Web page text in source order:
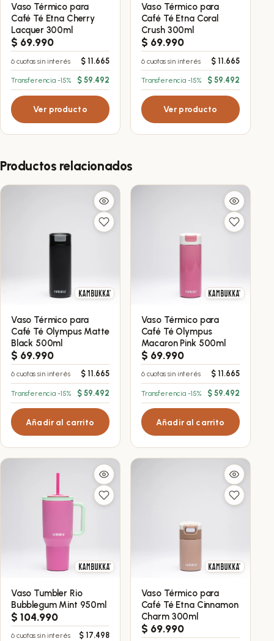
Vaso Térmico para
Café Té Etna Cherry
Lacquer 300ml
$ 69.990
6 cuotas sin interés $ 11.665
Transferencia -15% $ 59.492
Ver producto
Vaso Térmico para
Café Té Etna Coral
Crush 300ml
$ 69.990
6 cuotas sin interés $11.665
Transferencia -15% $59.492
Ver producto
Productos relacionados
Vaso Térmico para
Café Té Olympus Matte
Black 500ml
$ 69.990
6 cuotas sin interés $ 11.665
Transferencia -15% $ 59.492
Añadir al carrito
Vaso Térmico para
Café Té Olympus
Macaron Pink 500ml
$ 69.990
6 cuotas sin interés $11.665
Transferencia -15% $59.492
Añadir al carrito
Vaso Tumbler Rio
Bubblegum Mint 950ml
$ 104.990
6 cuotas sin interés $ 17.498
Vaso Térmico para
Café Té Etna Cinnamon
Charm 300ml
$ 69.990